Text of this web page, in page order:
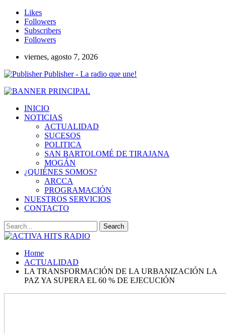
Likes
Followers
Subscribers
Followers
viernes, agosto 7, 2026
Publisher - La radio que une!
INICIO
NOTICIAS
ACTUALIDAD
SUCESOS
POLITICA
SAN BARTOLOMÉ DE TIRAJANA
MOGÁN
¿QUIÉNES SOMOS?
ARCCA
PROGRAMACIÓN
NUESTROS SERVICIOS
CONTACTO
Home
ACTUALIDAD
LA TRANSFORMACIÓN DE LA URBANIZACIÓN LA
PAZ YA SUPERA EL 60 % DE EJECUCIÓN